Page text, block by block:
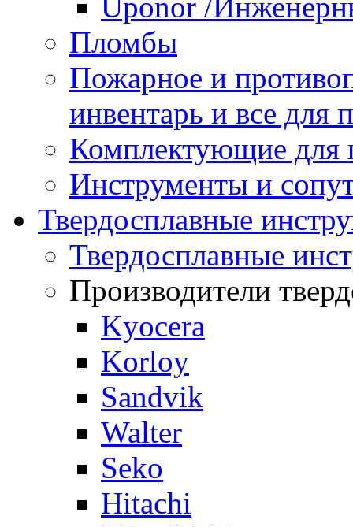
Uponor /
Пломбы
Пожарное и
инвентарь и все для
Комплектующие
Инструменты и
Твердосплавные
Твердосплавные
Производители
Kyocera
Korloy
Sandvik
Walter
Seko
Hitachi